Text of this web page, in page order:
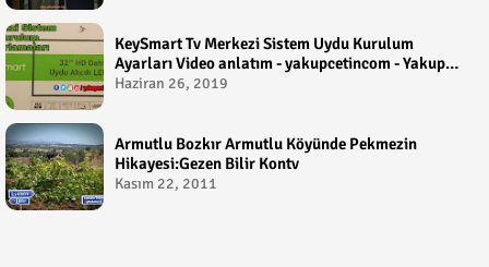
KeySmart Tv Merkezi Sistem Uydu Kurulum
Ayarları Video anlatım - yakupcetincom - Yakup
Çetin
Haziran 26, 2019
Armutlu Bozkır Armutlu Köyünde Pekmezin
Hikayesi:Gezen Bilir Kontv
Kasım 22, 2011